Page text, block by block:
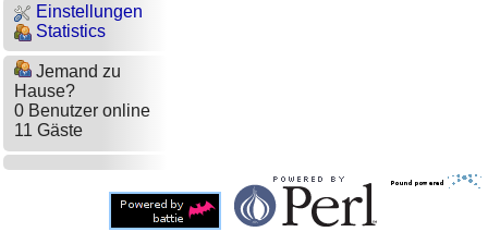
Einstellungen
Statistics
Jemand zu
Hause?
0 Benutzer online
11 Gäste